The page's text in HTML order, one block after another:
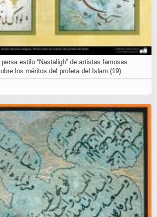
estilo “Nastaligh” de artistas famosas
los méritos del profeta del Islam (19)